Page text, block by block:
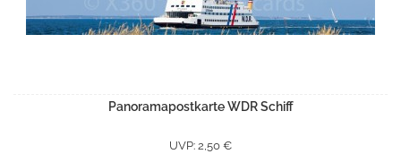
Panoramapostkarte WDR Schiff
UVP: 2,50 €